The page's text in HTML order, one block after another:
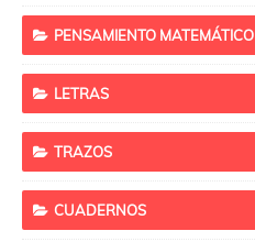
PENSAMIENTO MATEMÁTICO
LETRAS
TRAZOS
CUADERNOS